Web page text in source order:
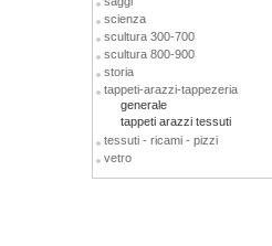
scienza
scultura 300-700
scultura 800-900
storia
tappeti-arazzi-tappezeria
generale
tappeti arazzi tessuti
tessuti - ricami - pizzi
vetro